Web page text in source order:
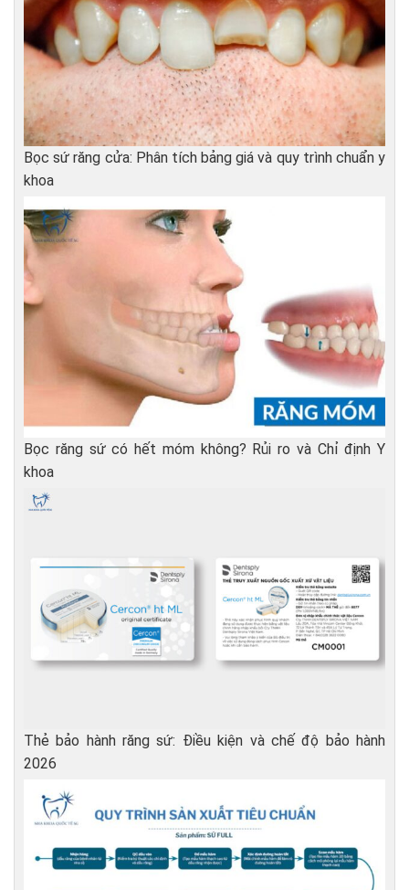
Bọc sứ răng cửa: Phân tích bảng giá và quy trình chuẩn y
khoa
Bọc răng sứ có hết móm không? Rủi ro và Chỉ định Y
khoa
Thẻ bảo hành răng sứ: Điều kiện và chế độ bảo hành
2026